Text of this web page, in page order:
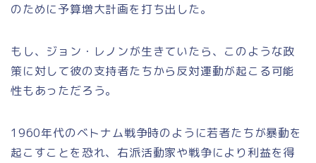
のために予算増大計画を打ち出した。
もし、ジョン・レノンが生きていたら、このような政
策に対して彼の支持者たちから反対運動が起こる可能
性もあっただろう。
1960年代のベトナム戦争時のように若者たちが暴動を
起こすことを恐れ、右派活動家や戦争により利益を得